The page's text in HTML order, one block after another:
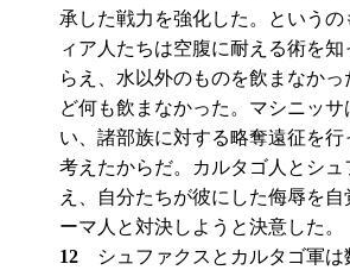
承した戦力を強化した。という
ィア人たちは空腹に耐える術を
らえ、水以外のものを飲まなか
ど何も飲まなかった。マシニッ
い、諸部族に対する略奪遠征を
考えたからだ。カルタゴ人とシ
え、自分たちが彼にした侮辱を
ーマ人と対決しようと決意した。
12 シュファクスとカルタゴ軍は